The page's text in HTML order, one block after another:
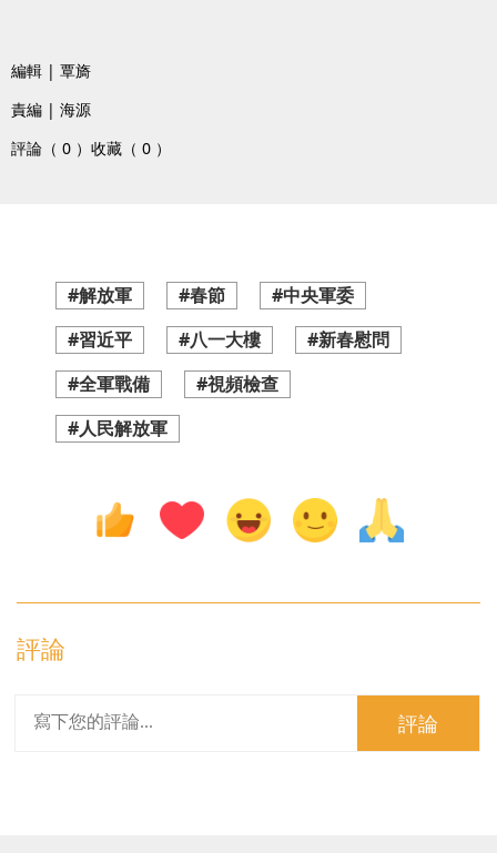
編輯 | 覃旖
責編 | 海源
評論（ 0 ） 收藏（ 0 ）
#解放軍 #春節
#中央軍委
#習近平
#八一大樓
#新春慰問
#全軍戰備
#視頻檢查
#人民解放軍
評論
評論